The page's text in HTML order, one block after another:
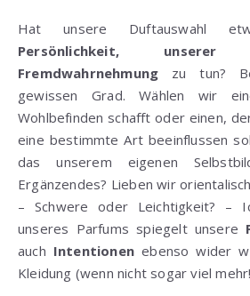
Hat unsere Duftauswahl
Persönlichkeit,
Fremdwahrnehmung zu tun?
gewissen Grad. Wählen wir
Wohlbefinden schafft oder einen,
eine bestimmte Art beeinflussen
das unserem eigenen
Ergänzendes? Lieben wir
– Schwere oder Leichtigkeit? –
unseres Parfums spiegelt unsere
auch Intentionen ebenso wider
Kleidung (wenn nicht sogar viel